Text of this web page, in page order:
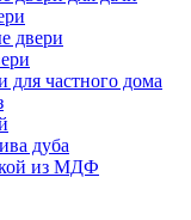
двери
для частного дома
дуба
из МДФ